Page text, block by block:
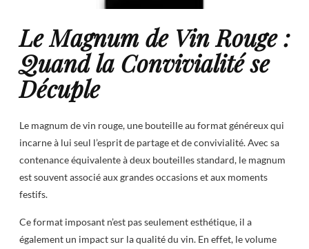
Le Magnum de Vin Rouge :
Quand la Convivialité se
Décuple
Le magnum de vin rouge, une bouteille au format généreux qui
incarne à lui seul l’esprit de partage et de convivialité. Avec sa
contenance équivalente à deux bouteilles standard, le magnum
est souvent associé aux grandes occasions et aux moments
festifs.
Ce format imposant n’est pas seulement esthétique, il a
également un impact sur la qualité du vin. En effet, le volume